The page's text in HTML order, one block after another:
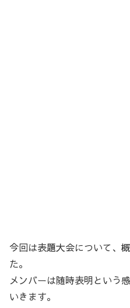
今回は表題大会について、
た。
メンバーは随時表明という
いきます。